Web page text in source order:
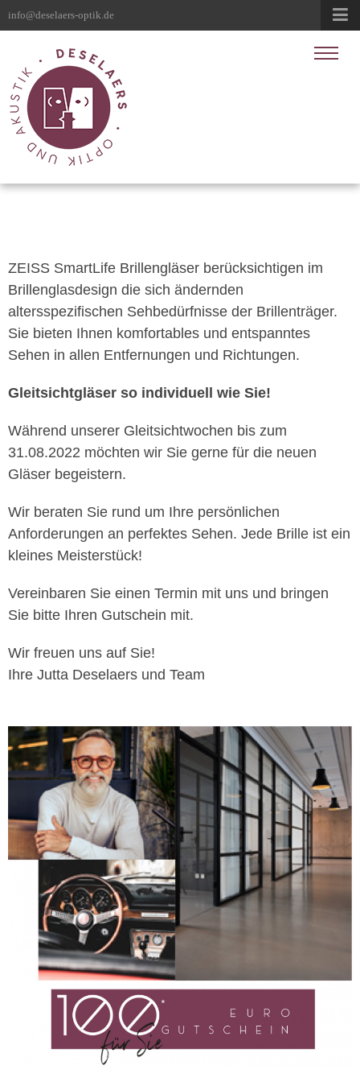
info@deselaers-optik.de
ZEISS SmartLife Brillengläser berücksichtigen im
Brillenglasdesign die sich ändernden
altersspezifischen Sehbedürfnisse der Brillenträger.
Sie bieten Ihnen komfortables und entspanntes
Sehen in allen Entfernungen und Richtungen.
Gleitsichtgläser so individuell wie Sie!
Während unserer Gleitsichtwochen bis zum
31.08.2022 möchten wir Sie gerne für die neuen
Gläser begeistern.
Wir beraten Sie rund um Ihre persönlichen
Anforderungen an perfektes Sehen. Jede Brille ist ein
kleines Meisterstück!
Vereinbaren Sie einen Termin mit uns und bringen
Sie bitte Ihren Gutschein mit.
Wir freuen uns auf Sie!
Ihre Jutta Deselaers und Team